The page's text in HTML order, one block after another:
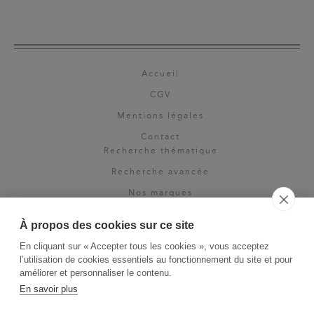
À propos des cookies sur ce site
En cliquant sur « Accepter tous les cookies », vous acceptez
l’utilisation de cookies essentiels au fonctionnement du site et pour
améliorer et personnaliser le contenu.
En savoir plus
Accueil
CGV
Mentions légales
Contact
Recherche thématique
Recherche avancée
Nos marques
Espace pro
Newsletter
La Vie des Classiques